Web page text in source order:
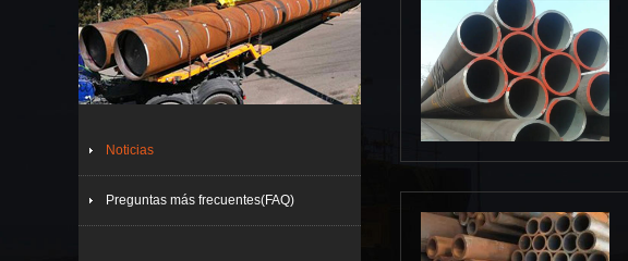
Noticias
Preguntas más frecuentes(FAQ)